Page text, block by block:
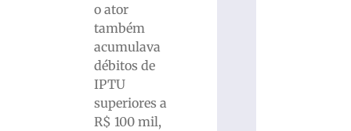
o ator
também
acumulava
débitos de
IPTU
superiores a
R$ 100 mil,